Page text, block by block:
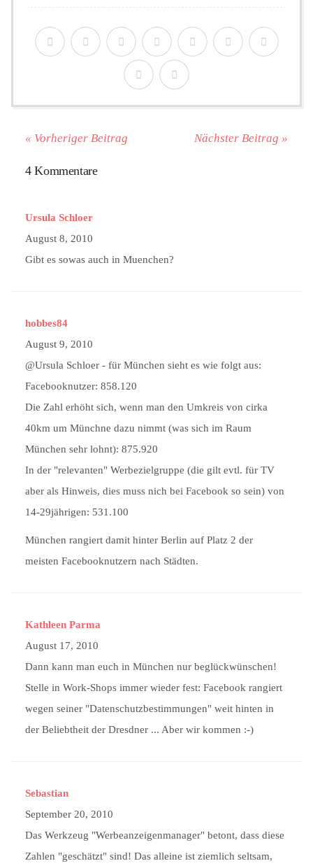
« Vorheriger Beitrag Nächster Beitrag »
4 Kommentare
Ursula Schloer
August 8, 2010
Gibt es sowas auch in Muenchen?
hobbes84
August 9, 2010
@Ursula Schloer - für München sieht es wie folgt aus:
Facebooknutzer: 858.120
Die Zahl erhöht sich, wenn man den Umkreis von cirka
40km um Münchne dazu nimmt (was sich im Raum
München sehr lohnt): 875.920
In der "relevanten" Werbezielgruppe (die gilt evtl. für TV
aber als Hinweis, dies muss nich bei Facebook so sein) von
14-29jährigen: 531.100
München rangiert damit hinter Berlin auf Platz 2 der
meisten Facebooknutzern nach Städten.
Kathleen Parma
August 17, 2010
Dann kann man euch in München nur beglückwünschen!
Stelle in Work-Shops immer wieder fest: Facebook rangiert
wegen seiner "Datenschutzbestimmungen" weit hinten in
der Beliebtheit der Dresdner ... Aber wir kommen :-)
Sebastian
September 20, 2010
Das Werkzeug "Werbeanzeigenmanager" betont, dass diese
Zahlen "geschätzt" sind! Das alleine ist ziemlich seltsam,